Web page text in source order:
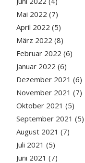
Mai 2022 (7)
April 2022 (5)
März 2022 (8)
Februar 2022 (6)
Januar 2022 (6)
Dezember 2021 (6)
November 2021 (7)
Oktober 2021 (5)
September 2021 (5)
August 2021 (7)
Juli 2021 (5)
Juni 2021 (7)